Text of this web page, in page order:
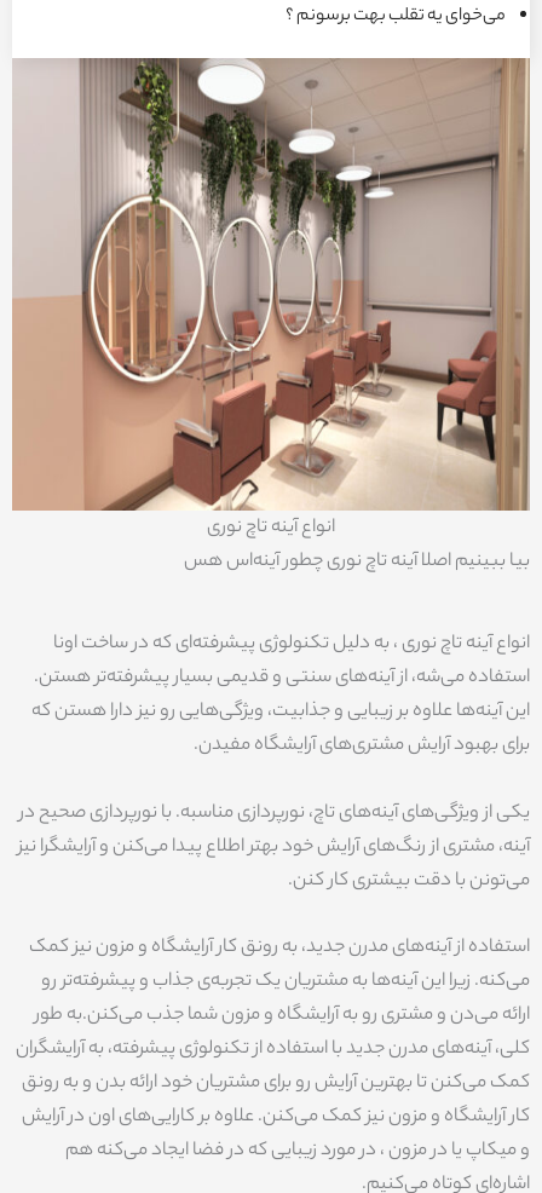
می‌خوای یه تقلب بهت برسونم ؟
انواع آینه تاچ نوری
بیا ببینیم اصلا آینه تاچ نوری چطور آینه‌اس هس
انواع آینه تاچ نوری ، به دلیل تکنولوژی پیشرفته‌ای که در ساخت اونا
استفاده می‌شه، از آینه‌های سنتی و قدیمی بسیار پیشرفته‌تر هستن.
این آینه‌ها علاوه بر زیبایی و جذابیت، ویژگی‌هایی رو نیز دارا هستن که
برای بهبود آرایش مشتری‌های آرایشگاه مفیدن.
یکی از ویژگی‌های آینه‌های تاچ، نورپردازی مناسبه. با نورپردازی صحیح در
آینه، مشتری از رنگ‌های آرایش‌ خود بهتر اطلاع پیدا می‌کنن و آرایشگرا نیز
می‌تونن با دقت بیشتری کار کنن.
استفاده از آینه‌های مدرن جدید، به رونق کار آرایشگاه و مزون نیز کمک
می‌کنه. زیرا این آینه‌ها به مشتریان یک تجربه‌ی جذاب و پیشرفته‌تر رو
ارائه می‌دن و مشتری رو به آرایشگاه و مزون شما جذب می‌کنن.به طور
کلی، آینه‌های مدرن جدید با استفاده از تکنولوژی پیشرفته، به آرایشگران
کمک می‌کنن تا بهترین آرایش رو برای مشتریان خود ارائه بدن و به رونق
کار آرایشگاه و مزون نیز کمک می‌کنن. علاوه بر کارایی‌های اون در آرایش
و میکاپ یا در مزون ، در مورد زیبایی که در فضا ایجاد می‌کنه هم
اشاره‌ای کوتاه می‌کنیم.